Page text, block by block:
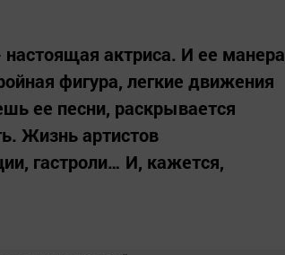
настоящая актриса. И ее манера
фигура, легкие движения
ее песни, раскрывается
Жизнь артистов
гастроли… И, кажется,